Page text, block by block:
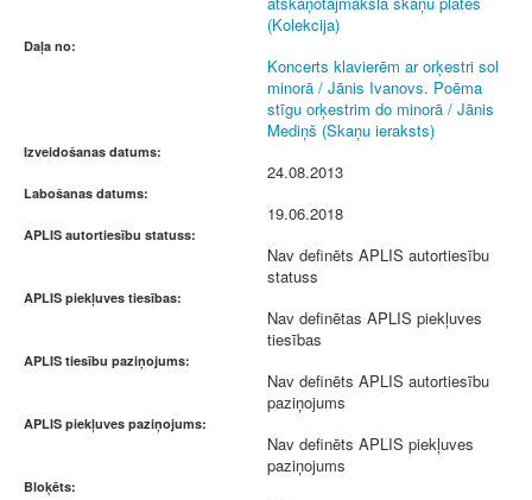
(Kolekcija)
Daļa no:
Koncerts klavierēm ar orķestri sol
minorā / Jānis Ivanovs. Poēma
stīgu orķestrim do minorā / Jānis
Mediņš (Skaņu ieraksts)
Izveidošanas datums:
24.08.2013
Labošanas datums:
19.06.2018
APLIS autortiesību statuss:
Nav definēts APLIS autortiesību
statuss
APLIS piekļuves tiesības:
Nav definētas APLIS piekļuves
tiesības
APLIS tiesību paziņojums:
Nav definēts APLIS autortiesību
paziņojums
APLIS piekļuves paziņojums:
Nav definēts APLIS piekļuves
paziņojums
Bloķēts: